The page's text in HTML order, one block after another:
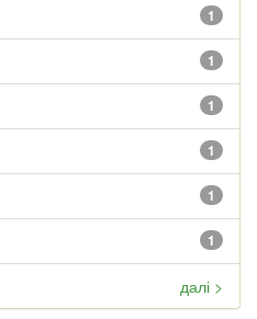
1
1
1
1
1
1
далі >